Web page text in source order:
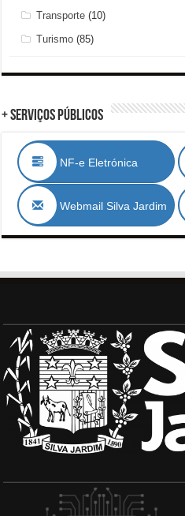
Transporte (10)
Turismo (85)
+ Serviços Públicos
NF-e Eletrónica
Webmail Silva Jardim